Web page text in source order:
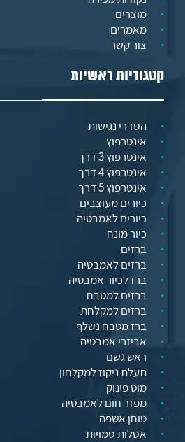
מוצרים
מאמרים
צור קשר
קטגוריות ראשיות
הסדרי נגישות
אינטרפוץ
אינטרפוץ 3 דרך
אינטרפוץ 4 דרך
אינטרפוץ 5 דרך
כיורים מעוצבים
כיורים לאמבטיה
כיור מונח
ברזים
ברזים לאמבטיה
ברז לכיור אמבטיה
ברזים למטבח
ברזים למקלחת
ברז מטבח נשלף
אביזרי אמבטיה
ראש גשם
תעלת ניקוז למקלחון
מוט פינוק
מפזר חום לאמבטיה
טוחן אשפה
אסלות סמויות